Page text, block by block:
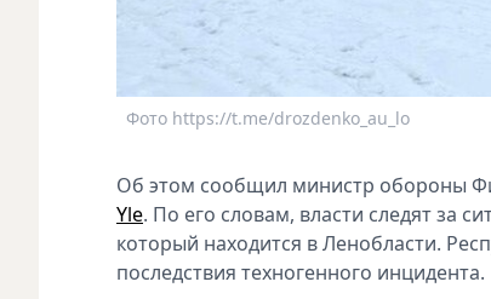
Фото https://t.me/drozdenko_au_lo
Об этом сообщил министр обороны
Yle. По его словам, власти следят за
который находится в Ленобласти.
последствия техногенного инцидента.